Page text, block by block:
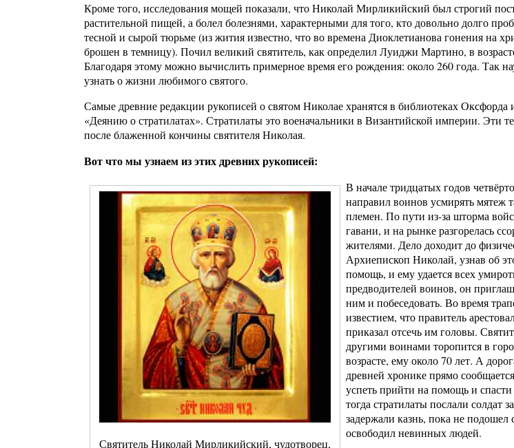
Кроме того, исследования мощей показали, что Николай Мирликийский был строгий
растительной пищей, а болел болезнями, характерными для того, кто довольно долго
тесной и сырой тюрьме (из жития известно, что во времена Диоклетианова гонения на
брошен в темницу). Почил великий святитель, как определил Луиджи Мартино, в
Благодаря этому можно вычислить примерное время его рождения: около 260 года. Так
узнать о жизни любимого святого.
Самые древние редакции рукописей о святом Николае хранятся в библиотеках
«Деянию о стратилатах». Стратилаты это военачальники в Византийской империи. Эти
после блаженной кончины святителя Николая.
Вот что мы узнаем из этих древних рукописей:
Святитель Николай Мирликийский, чудотворец,
В начале тридцатых годов
направил воинов усмирять мятеж
племен. По пути из-за шторма
гавани, и на рынке разгорелась
жителями. Дело доходит до
Архиепископ Николай, узнав об
помощь, и ему удается всех
предводителей воинов, он
ним и побеседовать. Во время
известием, что правитель
приказал отсечь им головы.
другими воинами торопится в
возрасте, ему около 70 лет. А
древней хронике прямо
успеть прийти на помощь и
тогда стратилаты послали солдат
задержали казнь, пока не подошел
освободил невинных людей.